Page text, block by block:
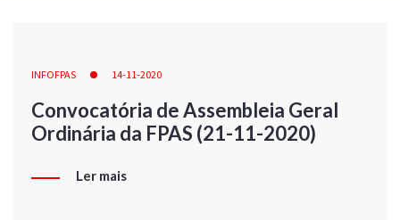
INFOFPAS 14-11-2020
Convocatória de Assembleia Geral
Ordinária da FPAS (21-11-2020)
Ler mais